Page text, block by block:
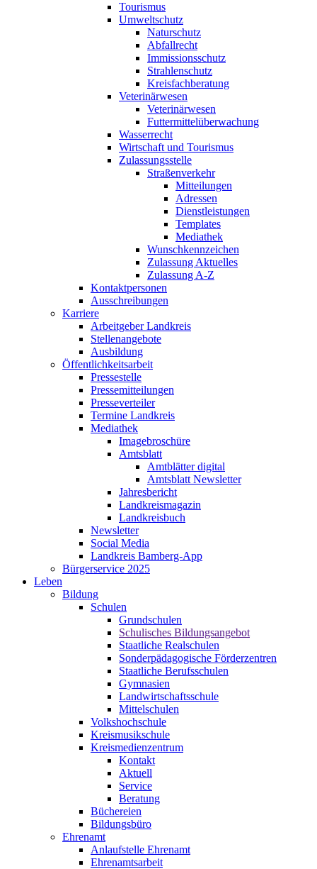
Tourismus
Umweltschutz
Naturschutz
Abfallrecht
Immissionsschutz
Strahlenschutz
Kreisfachberatung
Veterinärwesen
Veterinärwesen
Futtermittelüberwachung
Wasserrecht
Wirtschaft und Tourismus
Zulassungsstelle
Straßenverkehr
Mitteilungen
Adressen
Dienstleistungen
Templates
Mediathek
Wunschkennzeichen
Zulassung Aktuelles
Zulassung A-Z
Kontaktpersonen
Ausschreibungen
Karriere
Arbeitgeber Landkreis
Stellenangebote
Ausbildung
Öffentlichkeitsarbeit
Pressestelle
Pressemitteilungen
Presseverteiler
Termine Landkreis
Mediathek
Imagebroschüre
Amtsblatt
Amtblätter digital
Amtsblatt Newsletter
Jahresbericht
Landkreismagazin
Landkreisbuch
Newsletter
Social Media
Landkreis Bamberg-App
Bürgerservice 2025
Leben
Bildung
Schulen
Grundschulen
Schulisches Bildungsangebot
Staatliche Realschulen
Sonderpädagogische Förderzentren
Staatliche Berufsschulen
Gymnasien
Landwirtschaftsschule
Mittelschulen
Volkshochschule
Kreismusikschule
Kreismedienzentrum
Kontakt
Aktuell
Service
Beratung
Büchereien
Bildungsbüro
Ehrenamt
Anlaufstelle Ehrenamt
Ehrenamtsarbeit